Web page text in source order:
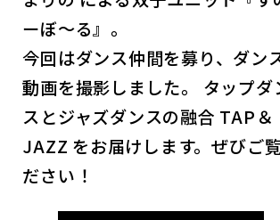
ーぼ〜る』。
今回はダンス仲間を募り、ダン
動画を撮影しました。 タップダ
スとジャズダンスの融合 TAP＆
JAZZ をお届けします。ぜびご
ださい！